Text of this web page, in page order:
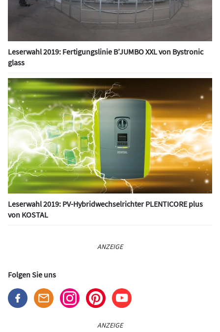
Leserwahl 2019: Fertigungslinie B’JUMBO XXL von Bystronic
glass
Leserwahl 2019: PV-Hybridwechselrichter PLENTICORE plus
von KOSTAL
ANZEIGE
Folgen Sie uns
ANZEIGE